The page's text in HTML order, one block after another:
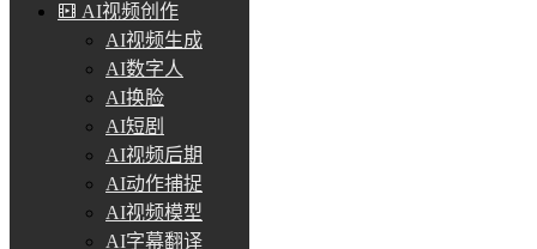
AI视频创作
AI视频生成
AI数字人
AI换脸
AI短剧
AI视频后期
AI动作捕捉
AI视频模型
AI字幕翻译